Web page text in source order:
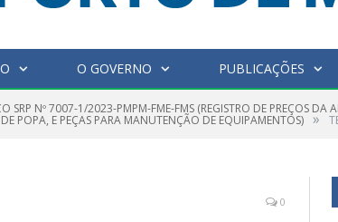
O GOVERNO PUBLICAÇÕES
SRP Nº 7007-1/2023-PMPM-FME-FMS (REGISTRO DE PREÇOS
POPA, E PEÇAS PARA MANUTENÇÃO DE EQUIPAMENTOS) »
0